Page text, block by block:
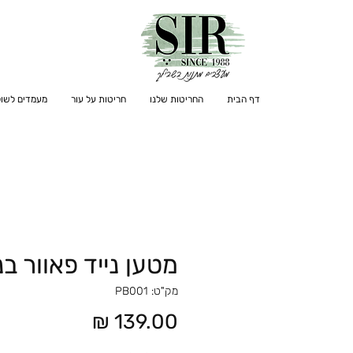
דף הבית החריטות שלנו חריטות על עור מעמדים
מטען נייד פאוור
מק"ט: PB001